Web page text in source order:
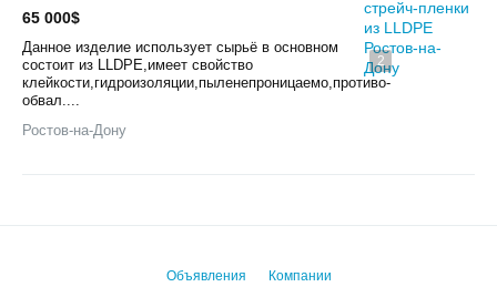
2
65 000$
Данное изделие использует сырьё в основном
состоит из LLDPE,имеет свойство
клейкости,гидроизоляции,пыленепроницаемо,противо-
обвал....
Ростов-на-Дону
Объявления Компании